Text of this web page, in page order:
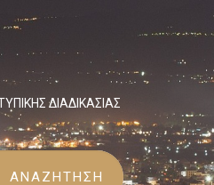
ΔΙΑΔΙΚΑΣΙΑΣ